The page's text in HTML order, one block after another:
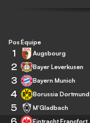
Pos Équipe
1 Augsbourg
2 Bayer Leverkusen
3 Bayern Munich
4 Borussia Dortmund
5 M'Gladbach
Eintracht Francfort